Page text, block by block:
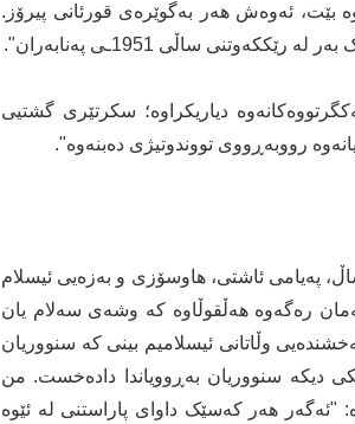
بێت، ئەوەش هەر بەگوێرەی قورئانی پیرۆز.
ساڵی 1951ـی پەنابەران".
یەکگرتووەکانەوە دیاریکراوە؛ سکرتێری گشتیی
رووبەڕووی تووندوتیژی دەبنەوە".
پەیامی ئاشتی، هاوسۆزی و بەزەیی ئیسلام
رەگەوە هەڵقوڵاوە کە وشەی سەلام یان
وڵاتانی ئیسلامیم بینی کە سنووریان
دیکە سنووریان بەڕوویاندا دادەخست. من
"ئەگەر هەر کەسێک داوای پاراستنی لە ئێوە